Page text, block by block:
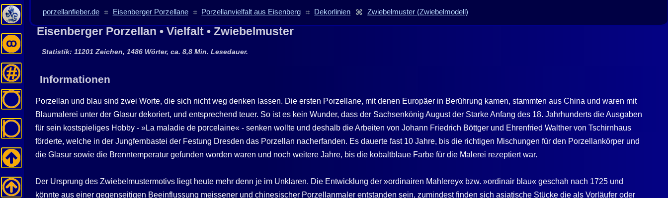
porzellanfieber.de ⌗ Eisenberger Porzellane ⌗ Porzellanvielfalt aus Eisenberg ⌗ Dekorlinien ⌘ Zwiebelmuster (Zwiebelmodell)
Eisenberger Porzellan • Vielfalt • Zwiebelmuster
Statistik: 11201 Zeichen, 1486 Wörter, ca. 8,8 Min. Lesedauer.
Informationen
Porzellan und blau sind zwei Worte, die sich nicht weg denken lassen. Die ersten Porzellane, mit denen Europäer in Berührung kamen, stammten aus China und waren mit
Blaumalerei unter der Glasur dekoriert, und entsprechend teuer. So ist es kein Wunder, dass der Sachsenkönig August der Starke Anfang des 18. Jahrhunderts die Ausgaben
für sein kostspieliges Hobby - »La maladie de porcelaine« - senken wollte und deshalb die Arbeiten von Johann Friedrich Böttger und Ehrenfried Walther von Tschirnhaus
förderte, welche in der Jungfernbastei der Festung Dresden das Porzellan nacherfanden. Es dauerte fast 10 Jahre, bis die richtigen Mischungen für den Porzellankörper und
die Glasur sowie die Brenntemperatur gefunden worden waren und noch weitere Jahre, bis die kobaltblaue Farbe für die Malerei rezeptiert war.
Der Ursprung des Zwiebelmustermotivs liegt heute mehr denn je im Unklaren. Die Entwicklung der »ordinairen Mahlerey« bzw. »ordinair blau« geschah nach 1725 und
könnte aus einer gegenseitigen Beeinflussung meissener und chinesischer Porzellanmaler entstanden sein, zumindest finden sich asiatische Stücke die als Vorläufer oder